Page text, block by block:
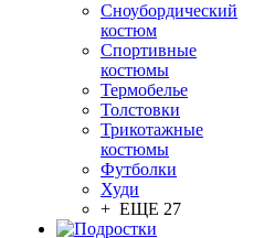
Сноубордический
костюм
Спортивные
костюмы
Термобелье
Толстовки
Трикотажные
костюмы
Футболки
Худи
+ ЕЩЕ 27